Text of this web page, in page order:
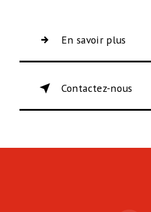
En savoir plus
Contactez-nous